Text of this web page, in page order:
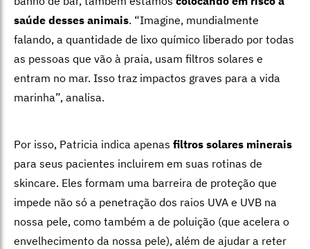
saúde desses animais. “Imagine, mundialmente
falando, a quantidade de lixo químico liberado por todas
as pessoas que vão à praia, usam filtros solares e
entram no mar. Isso traz impactos graves para a vida
marinha”, analisa.
Por isso, Patricia indica apenas filtros solares minerais
para seus pacientes incluirem em suas rotinas de
skincare. Eles formam uma barreira de proteção que
impede não só a penetração dos raios UVA e UVB na
nossa pele, como também a de poluição (que acelera o
envelhecimento da nossa pele), além de ajudar a reter